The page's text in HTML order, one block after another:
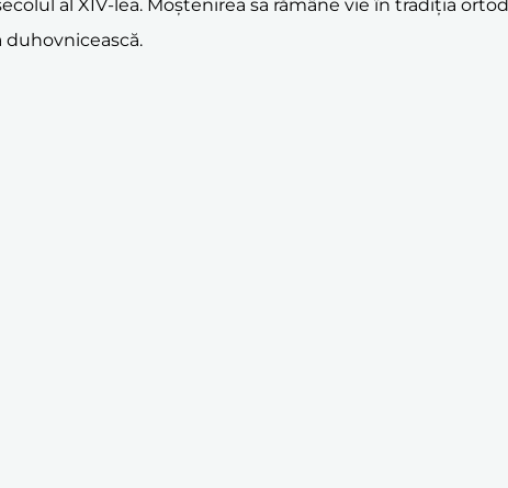
al XIV-lea. Moștenirea sa rămâne vie în tradiția